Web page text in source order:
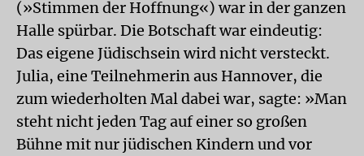
(»Stimmen der Hoffnung«) war in der ganzen
Halle spürbar. Die Botschaft war eindeutig:
Das eigene Jüdischsein wird nicht versteckt.
Julia, eine Teilnehmerin aus Hannover, die
zum wiederholten Mal dabei war, sagte: »Man
steht nicht jeden Tag auf einer so großen
Bühne mit nur jüdischen Kindern und vor